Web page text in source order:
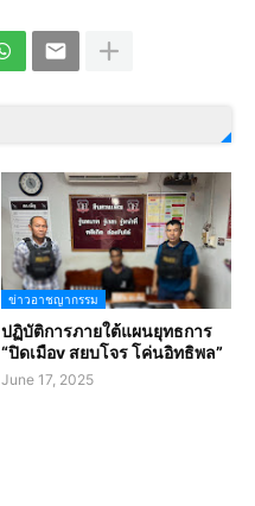
ข่าวอาชญากรรม
ปฏิบัติการภายใต้แผนยุทธการ
“ปิดเมือv สยบโจร โค่นอิทธิพล”
June 17, 2025